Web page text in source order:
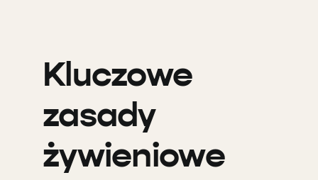
Kluczowe
zasady
żywieniowe